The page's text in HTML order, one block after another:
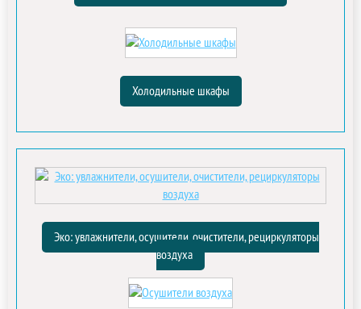
Холодильные шкафы
Эко: увлажнители, осушители, очистители, рециркуляторы
воздуха